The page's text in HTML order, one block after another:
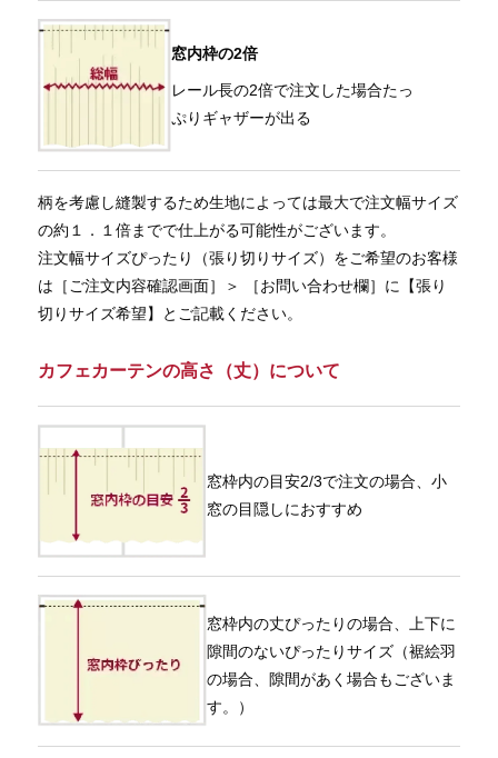
窓内枠の2倍
レール長の2倍で注文した場合たっ
ぷりギャザーが出る
柄を考慮し縫製するため生地によっては最大で注文幅サイズ
の約１．１倍までで仕上がる可能性がございます。
注文幅サイズぴったり（張り切りサイズ）をご希望のお客様
は［ご注文内容確認画面］＞ ［お問い合わせ欄］に【張り
切りサイズ希望】とご記載ください。
カフェカーテンの高さ（丈）について
窓枠内の目安2/3で注文の場合、小
窓の目隠しにおすすめ
窓枠内の丈ぴったりの場合、上下に
隙間のないぴったりサイズ（裾絵羽
の場合、隙間があく場合もございま
す。）